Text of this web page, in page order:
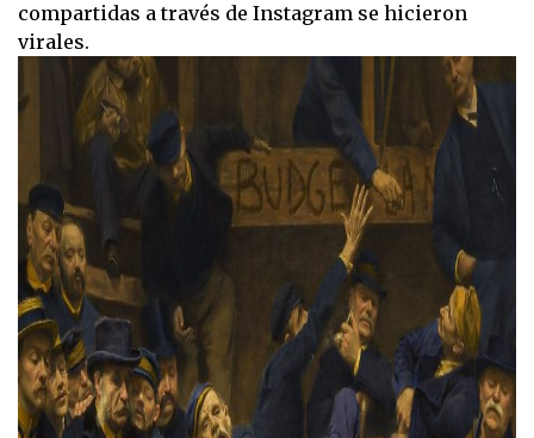
compartidas a través de Instagram se hicieron
virales.